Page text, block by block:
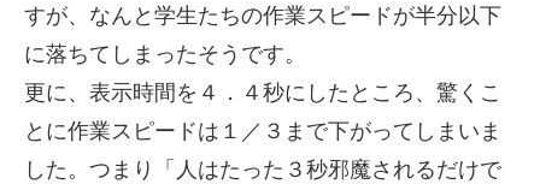
すが、なんと学生たちの作業スピードが半分以下
に落ちてしまったそうです。
更に、表示時間を４．４秒にしたところ、驚くこ
とに作業スピードは１／３まで下がってしまいま
した。つまり「人はたった３秒邪魔されるだけで